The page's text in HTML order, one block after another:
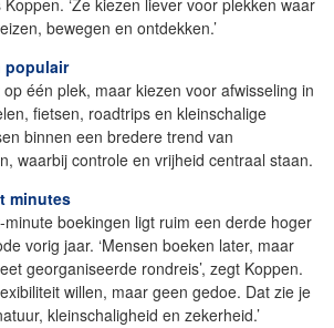
Koppen. ‘Ze kiezen liever voor plekken waar
bewegen en ontdekken.’
populair
één plek, maar kiezen voor afwisseling in
fietsen, roadtrips en kleinschalige
binnen een bredere trend van
waarbij controle en vrijheid centraal staan.
minutes
boekingen ligt ruim een derde hoger
vorig jaar. ‘Mensen boeken later, maar
georganiseerde rondreis’, zegt Koppen.
willen, maar geen gedoe. Dat zie je
kleinschaligheid en zekerheid.’